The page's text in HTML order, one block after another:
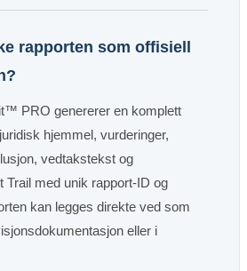
rapporten som offisiell
PRO genererer en komplett
hjemmel, vurderinger,
vedtakstekst og
Trail med unik rapport-ID og
kan legges direkte ved som
eller i